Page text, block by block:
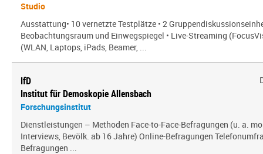
Studio
Ausstattung• 10 vernetzte Testplätze • 2
Beobachtungsraum und Einwegspiegel • Live-Streaming
(WLAN, Laptops, iPads, Beamer, ...
IfD
Institut für Demoskopie Allensbach
Forschungsinstitut
Dienstleistungen – Methoden Face-to-Face-Befragungen (u. a.
Interviews, Bevölk. ab 16 Jahre) Online-Befragungen
Befragungen ...